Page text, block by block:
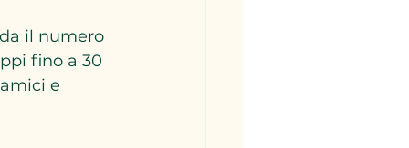
il numero
fino a 30
e